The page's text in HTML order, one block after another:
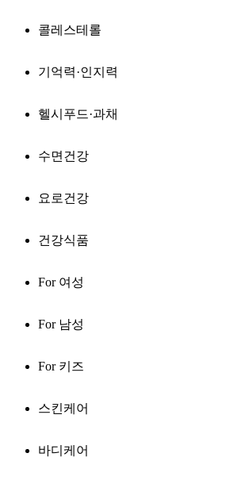
콜레스테롤
기억력·인지력
헬시푸드·과채
수면건강
요로건강
건강식품
For 여성
For 남성
For 키즈
스킨케어
바디케어